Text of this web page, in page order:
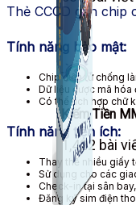
Kiếm Tiền
1,422 bài
Thẻ CCCD gắn chip
Tính năng bảo mật:
Chip điện tử chống
Dữ liệu được mã hóa
Có thể tích hợp chữ
Tính năng tiện ích:
Thay thế nhiều giấy
Sử dụng cho các
Check-in tại sân
Đăng ký sim điện